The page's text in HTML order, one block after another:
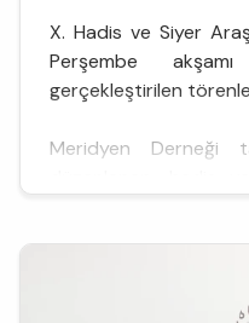
X. Hadis ve Siyer
Perşembe
gerçekleştirilen
Meridyen Derneği
organizasyon, bu yıl